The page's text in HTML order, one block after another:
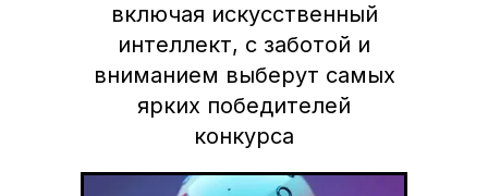
включая искусственный
интеллект, с заботой и
вниманием выберут самых
ярких победителей
конкурса